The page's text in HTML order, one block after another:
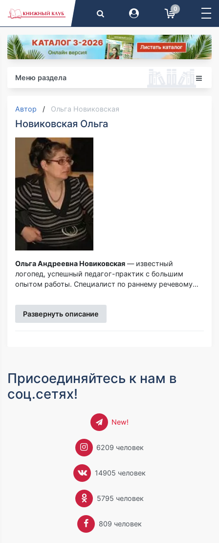
0
Меню раздела
Автор Ольга Новиковская
Новиковская Ольга
Ольга Андреевна Новиковская — известный
логопед, успешный педагог-практик с большим
опытом работы. Специалист по раннему речевому
методики развития речи.
Развернуть описание
Присоединяйтесь к нам в
соц.сетях!
New!
6209 человек
14905 человек
5795 человек
809 человек